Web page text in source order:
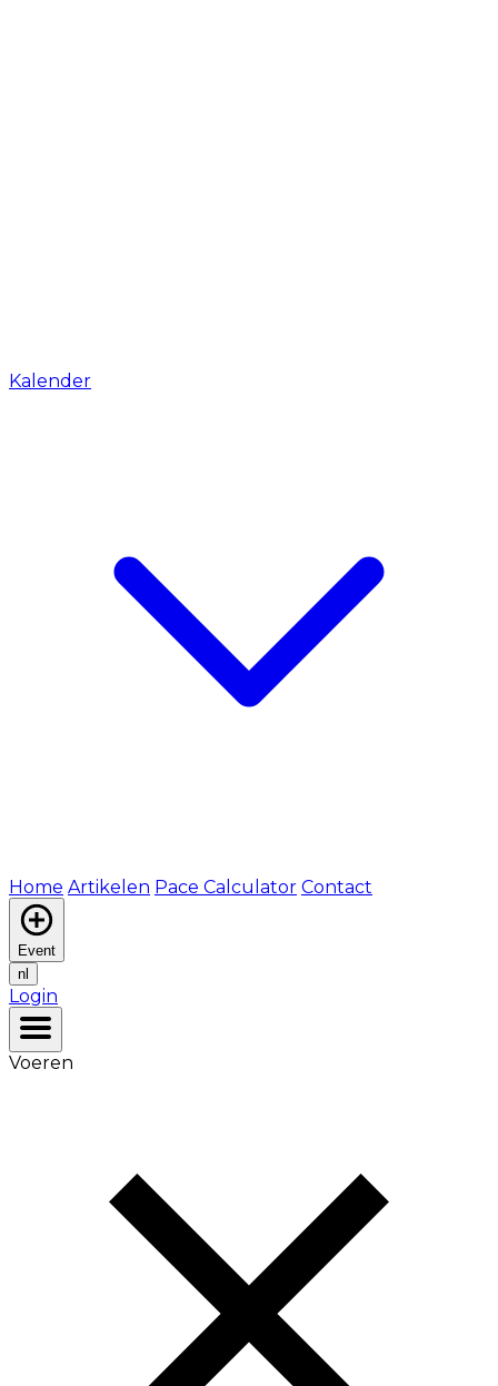
Kalender
Home Artikelen Pace Calculator Contact
Event
nl
Login
Voeren